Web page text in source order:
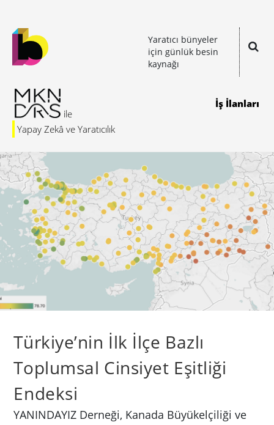
Yaratıcı bünyeler
için günlük besin
kaynağı
Yapay Zekâ ve Yaratıcılık
İş İlanları
Türkiye’nin İlk İlçe Bazlı
Toplumsal Cinsiyet Eşitliği
Endeksi
YANINDAYIZ Derneği, Kanada Büyükelçiliği ve